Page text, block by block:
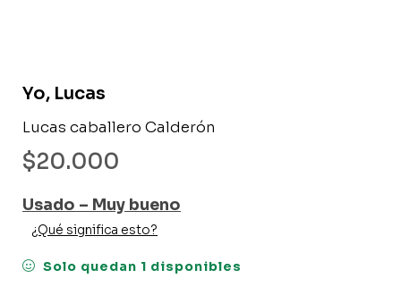
Yo, Lucas
Lucas caballero Calderón
$20.000
Usado – Muy bueno
¿Qué significa esto?
Solo quedan 1 disponibles